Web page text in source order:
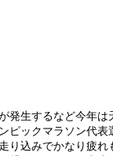
発生するなど今年
ピックマラソン代
り込みでかなり疲